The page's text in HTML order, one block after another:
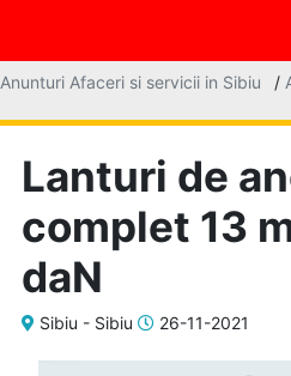
Anunturi Afaceri si servicii in Sibiu /
Lanturi de
complet 13
daN
Sibiu - Sibiu 26-11-2021